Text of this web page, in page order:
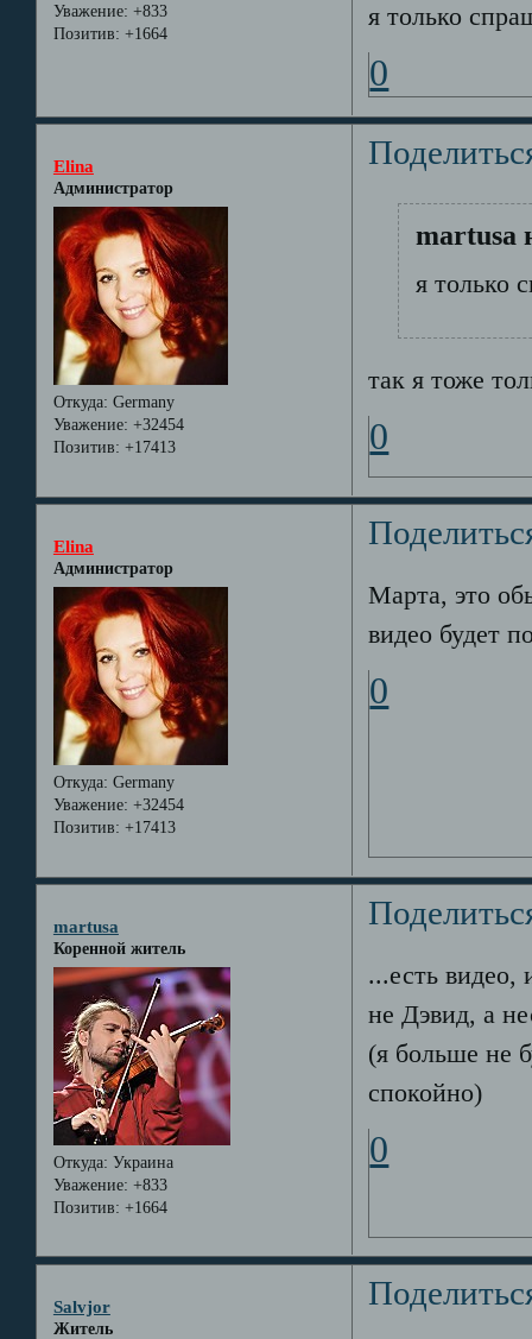
Уважение: +833
Позитив: +1664
я только
0
Elina
Администратор
Откуда: Germany
Уважение: +32454
Позитив: +17413
martusa
я только
так я тоже
0
Elina
Администратор
Откуда: Germany
Уважение: +32454
Позитив: +17413
Марта, это
видео будет
0
martusa
Коренной житель
Откуда: Украина
Уважение: +833
Позитив: +1664
...есть видео,
не Дэвид, а
(я больше не
спокойно)
0
Salvjor
Житель